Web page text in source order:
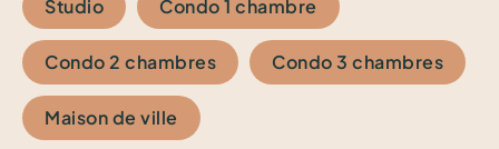
Studio
Condo 1 chambre
Condo 2 chambres Condo 3 chambres
Maison de ville